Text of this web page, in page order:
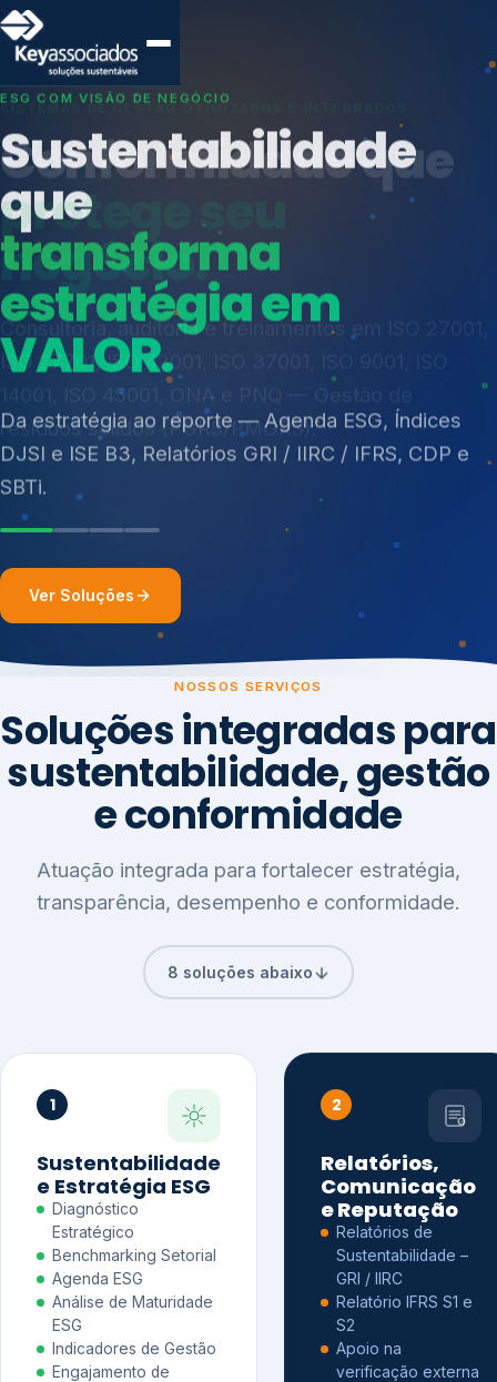
SISTEMAS DE GESTÃO OTIMIZADOS E INTEGRADOS
Conformidade que
protege seu
negócio.
Consultoria, auditoria e treinamentos em ISO 27001,
ISO 27701, ISO 42001, ISO 37001, ISO 9001, ISO
14001, ISO 45001, ONA e PNQ — Gestão de
resíduos sólidos (PGRS/PMGRS).
Índices de Mercado
Mudanças Climáticas
Reputação e Cadeia
Reporte Regulatório
Ver Soluções
NOSSOS SERVIÇOS
Soluções integradas para
sustentabilidade, gestão
e conformidade
Atuação integrada para fortalecer estratégia,
transparência, desempenho e conformidade.
8 soluções abaixo
1
Sustentabilidade
e Estratégia ESG
Diagnóstico
Estratégico
Benchmarking Setorial
Agenda ESG
Análise de Maturidade
ESG
Indicadores de Gestão
Engajamento de
2
Relatórios,
Comunicação
e Reputação
Relatórios de
Sustentabilidade –
GRI / IIRC
Relatório IFRS S1 e
S2
Apoio na
verificação externa